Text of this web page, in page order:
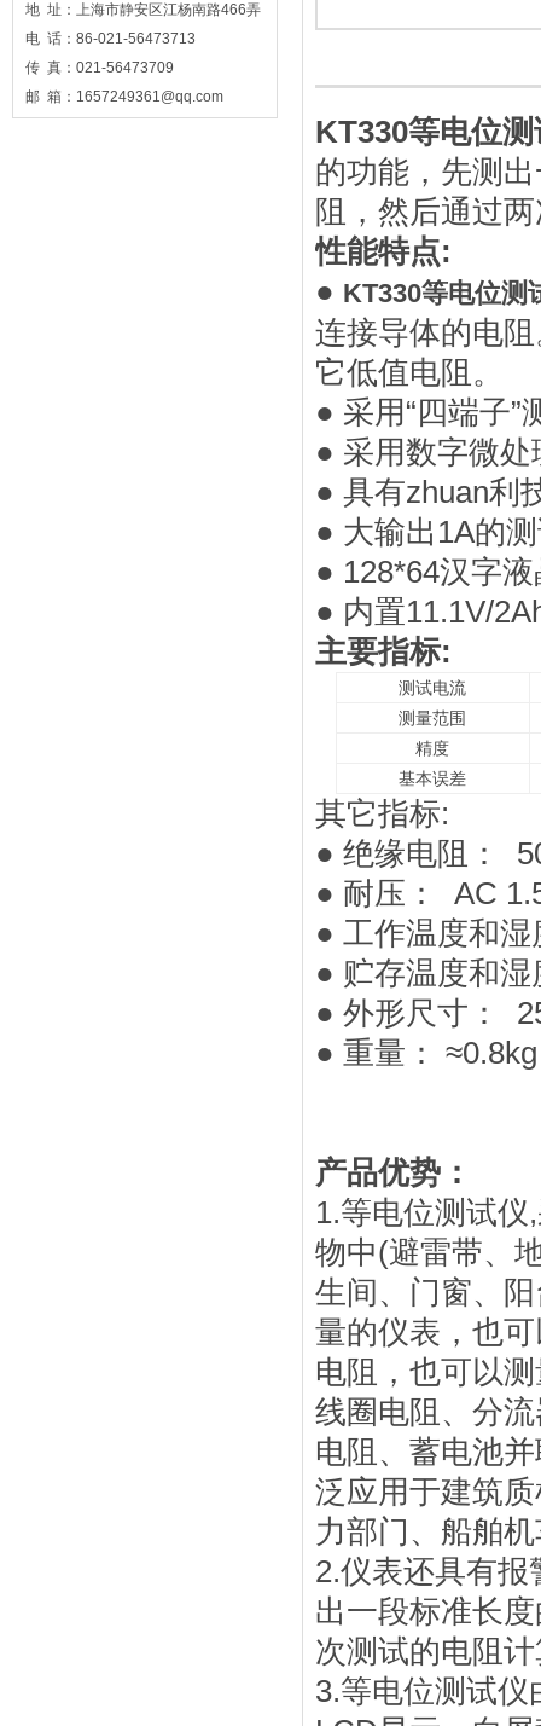
地 址：上海市静安区江杨南路466弄
电 话：86-021-56473713
传 真：021-56473709
邮 箱：1657249361@qq.com
KT330等电位
的功能，先测
阻，然后通过
性能特点:
● KT330等电位测
连接导体的电
它低值电阻。
● 采用“四端子
● 采用数字微
● 具有zhuan利
● 大输出1A的
● 128*64汉字
● 内置11.1V/
主要指标:
测试电流
测量范围
精度
基本误差
其它指标:
● 绝缘电阻：
● 耐压： AC
● 工作温度和
● 贮存温度和
● 外形尺寸：
● 重量： ≈0.8kg
产品优势：
1.等电位测试
物中(避雷带、
生间、门窗、
量的仪表，也
电阻，也可以
线圈电阻、分
电阻、蓄电池
泛应用于建筑
力部门、船舶
2.仪表还具有
出一段标准长
次测试的电阻
3.等电位测试